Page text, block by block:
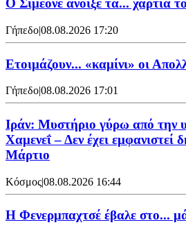
Ο Σιμεόνε άνοιξε τα... χαρτιά
Γήπεδο|08.08.2026 17:20
Ετοιμάζουν... «καμίνι» οι
Γήπεδο|08.08.2026 17:01
Ιράν: Μυστήριο γύρω από την
Χαμενεΐ – Δεν έχει εμφανιστεί
Μάρτιο
Κόσμος|08.08.2026 16:44
Η Φενερμπαχτσέ έβαλε στο...